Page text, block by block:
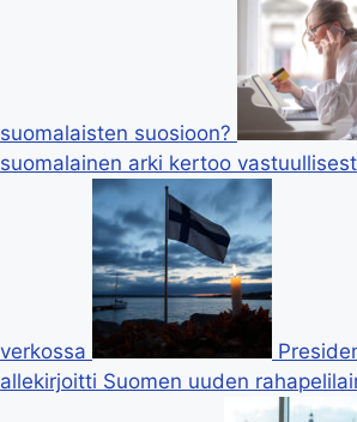
suomalaisten suosioon?
suomalainen arki kertoo
verkossa
allekirjoitti Suomen uuden